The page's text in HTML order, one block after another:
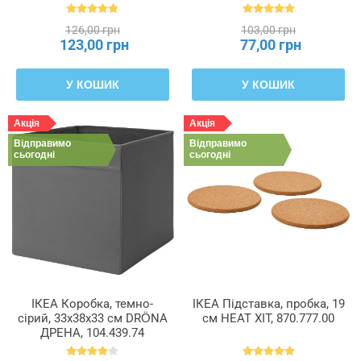
ПРИККИГ, 701.860.90
126,00 грн
123,00 грн
У КОШИК
103,00 грн
77,00 грн
У КОШИК
Акція
Відправимо
сьогодні
ІКЕА Коробка, темно-
сірий, 33x38x33 см DRÖNA
ДРЕНА, 104.439.74
Акція
Відправимо
сьогодні
ІКЕА Підставка, пробка, 19
см HEAT ХІТ, 870.777.00